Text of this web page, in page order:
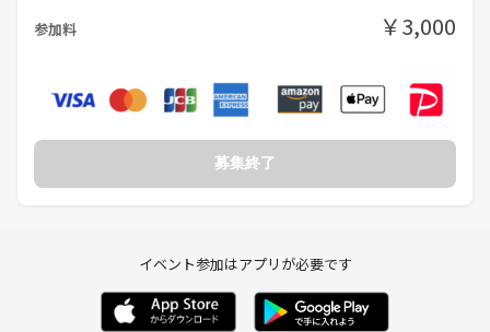
ふさわしくないと判断した方は最悪の場合は出禁にいたします。
・サークル代表者・主催者・運営関係者は今回はご参加NGとさせてい
ただきます。
・勧誘・引き抜き・営業・しつこいナンパNG
つなげーとよりご予約ください
参加料 ￥3,000
募集終了
イベント参加はアプリが必要です